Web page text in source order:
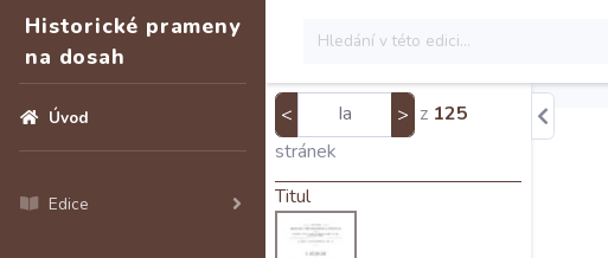
Historické prameny
na dosah
Úvod
Edice
< > z 125
stránek
Titul